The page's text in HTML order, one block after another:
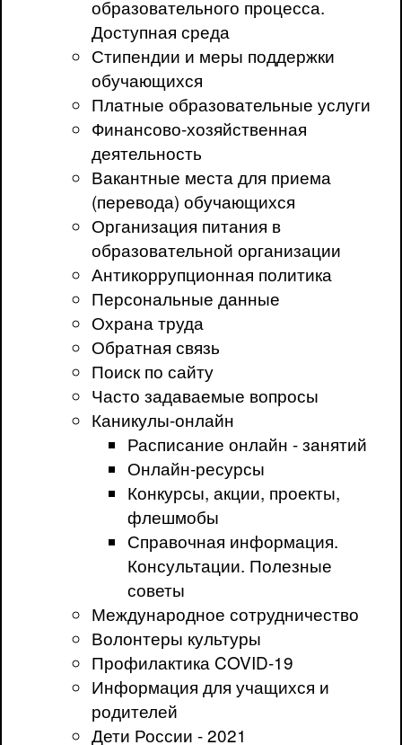
образовательного процесса.
Доступная среда
Стипендии и меры поддержки
обучающихся
Платные образовательные услуги
Финансово-хозяйственная
деятельность
Вакантные места для приема
(перевода) обучающихся
Организация питания в
образовательной организации
Антикоррупционная политика
Персональные данные
Охрана труда
Обратная связь
Поиск по сайту
Часто задаваемые вопросы
Каникулы-онлайн
Расписание онлайн - занятий
Онлайн-ресурсы
Конкурсы, акции, проекты,
флешмобы
Справочная информация.
Консультации. Полезные
советы
Международное сотрудничество
Волонтеры культуры
Профилактика COVID-19
Информация для учащихся и
родителей
Дети России - 2021